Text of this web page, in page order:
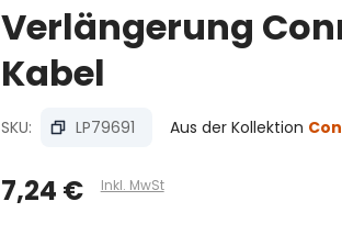
Verlängerung
Kabel
SKU: LP79691 Aus der Kollektion
7,24 € Inkl. MwSt